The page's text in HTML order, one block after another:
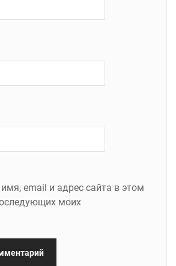
email и адрес сайта в этом
моих